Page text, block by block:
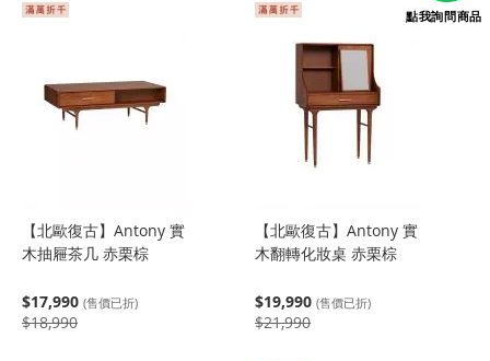
【北歐復古】Antony 實
木抽屜茶几 赤栗棕
$17,990 (售價已折)
$18,990
【北歐復古】Antony 實
木翻轉化妝桌 赤栗棕
$19,990 (售價已折)
$21,990
點我詢問商品